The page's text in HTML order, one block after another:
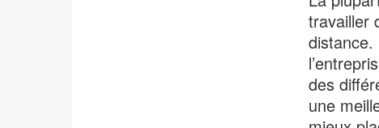
travailler
des
une